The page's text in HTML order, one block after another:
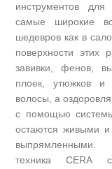
инструментов для
самые широкие
шедевров как в
поверхности этих
завивки, фенов,
плоек, утюжков и
волосы, а
с помощью
остаются живыми
выпрямленными.
техника CERA